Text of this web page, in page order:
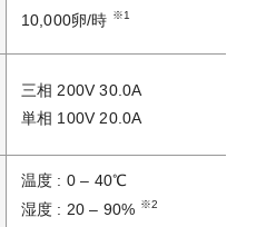
10,000卵/時 ※1
三相 200V 30.0A
単相 100V 20.0A
温度 : 0 – 40℃
湿度 : 20 – 90% ※2